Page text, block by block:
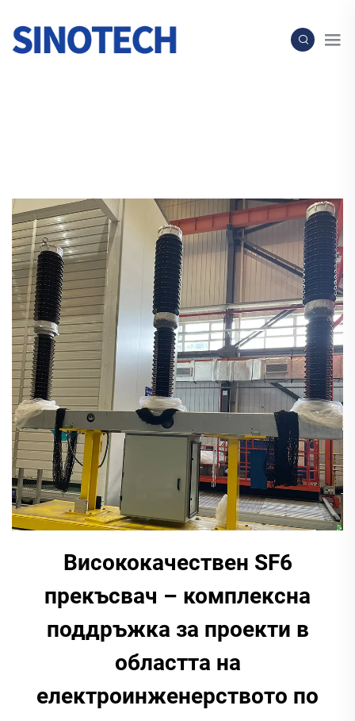
Висококачествен SF6
прекъсвач – комплексна
поддръжка за проекти в
областта на
електроинженерството по